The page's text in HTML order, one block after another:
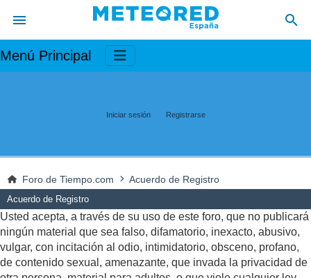
Menú Principal
Iniciar sesión Registrarse
Foro de Tiempo.com Acuerdo de Registro
Acuerdo de Registro
Usted acepta, a través de su uso de este foro, que no publicará
ningún material que sea falso, difamatorio, inexacto, abusivo,
vulgar, con incitación al odio, intimidatorio, obsceno, profano,
de contenido sexual, amenazante, que invada la privacidad de